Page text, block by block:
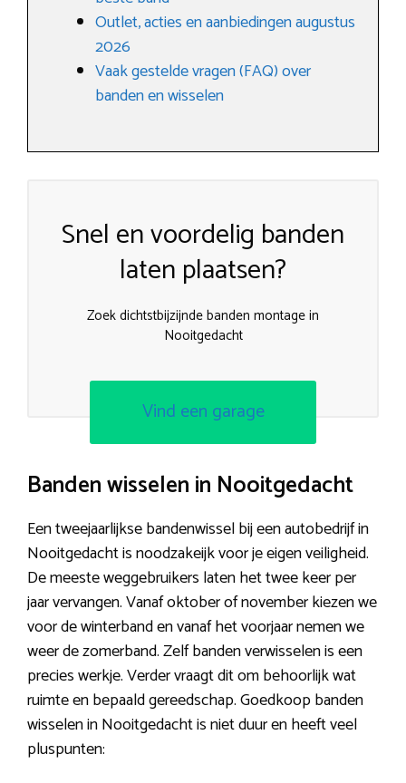
Outlet, acties en aanbiedingen augustus
2026
Vaak gestelde vragen (FAQ) over
banden en wisselen
Snel en voordelig banden
laten plaatsen?
Zoek dichtstbijzijnde banden montage in
Nooitgedacht
Vind een garage
Banden wisselen in Nooitgedacht
Een tweejaarlijkse bandenwissel bij een autobedrijf in
Nooitgedacht is noodzakeijk voor je eigen veiligheid.
De meeste weggebruikers laten het twee keer per
jaar vervangen. Vanaf oktober of november kiezen we
voor de winterband en vanaf het voorjaar nemen we
weer de zomerband. Zelf banden verwisselen is een
precies werkje. Verder vraagt dit om behoorlijk wat
ruimte en bepaald gereedschap. Goedkoop banden
wisselen in Nooitgedacht is niet duur en heeft veel
pluspunten: